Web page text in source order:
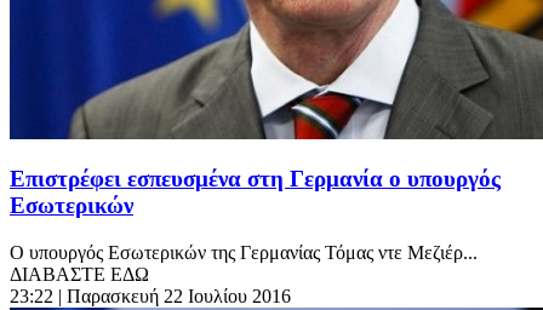
Επιστρέφει εσπευσμένα στη Γερμανία ο υπουργός
Εσωτερικών
Ο υπουργός Εσωτερικών της Γερμανίας Τόμας ντε Μεζιέρ...
ΔΙΑΒΑΣΤΕ ΕΔΩ
23:22 | Παρασκευή 22 Ιουλίου 2016